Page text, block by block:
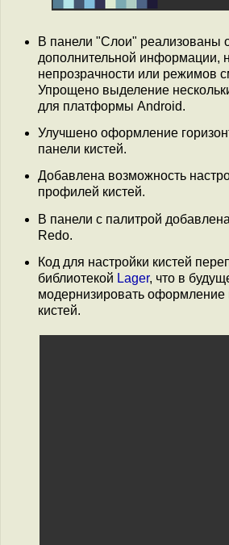
В панели "Слои" реализованы
дополнительной информации,
непрозрачности или режимов
Упрощено выделение
для платформы Android.
Улучшено оформление
панели кистей.
Добавлена возможность
профилей кистей.
В панели с палитрой
Redo.
Код для настройки кистей
библиотекой Lager, что в
модернизировать оформление
кистей.